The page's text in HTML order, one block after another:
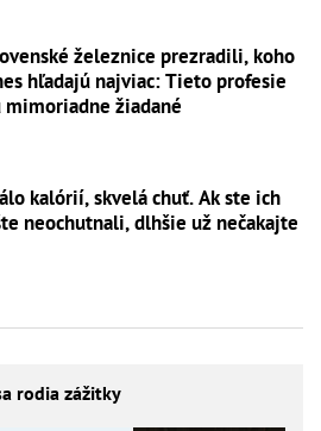
železnice prezradili, koho
hľadajú najviac: Tieto profesie
mimoriadne žiadané
kalórií, skvelá chuť. Ak ste ich
neochutnali, dlhšie už nečakajte
rodia zážitky